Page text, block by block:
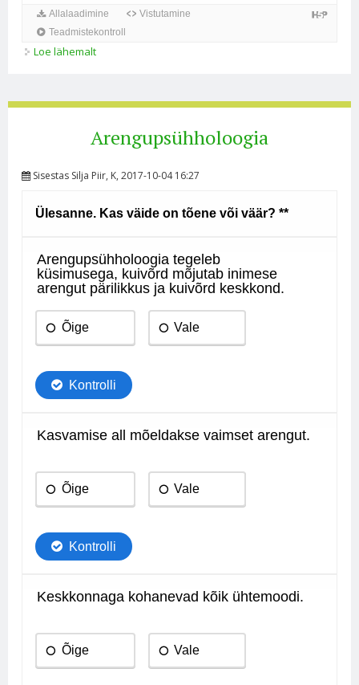
Loe lähemalt
Arengupsühholoogia
Sisestas Silja Piir, K, 2017-10-04 16:27